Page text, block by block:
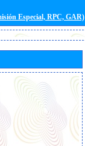
Especial, RPC, GAR)